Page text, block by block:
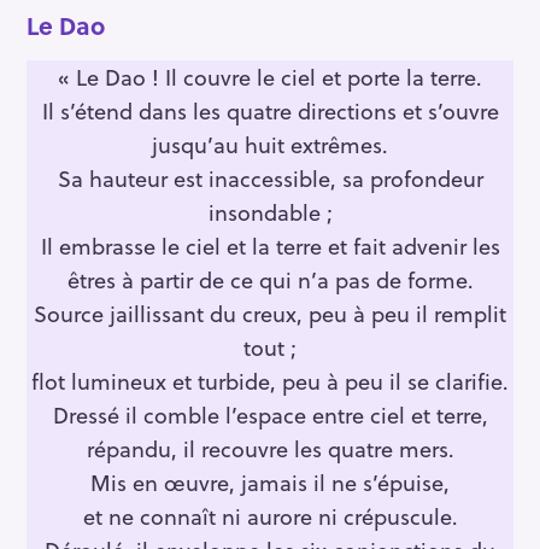
Le Dao
« Le Dao ! Il couvre le ciel et porte la terre.
Il s’étend dans les quatre directions et s’ouvre
jusqu’au huit extrêmes.
Sa hauteur est inaccessible, sa profondeur
insondable ;
Il embrasse le ciel et la terre et fait advenir les
êtres à partir de ce qui n’a pas de forme.
Source jaillissant du creux, peu à peu il remplit
tout ;
flot lumineux et turbide, peu à peu il se clarifie.
Dressé il comble l’espace entre ciel et terre,
répandu, il recouvre les quatre mers.
Mis en œuvre, jamais il ne s’épuise,
et ne connaît ni aurore ni crépuscule.